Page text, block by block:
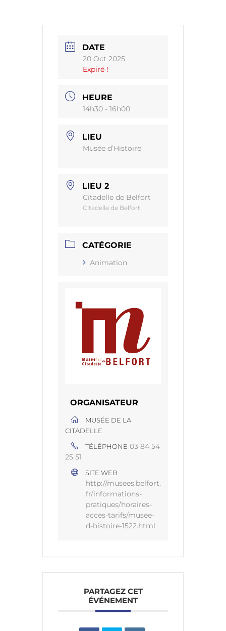
DATE
20 Oct 2025
Expiré !
HEURE
14h30 - 16h00
LIEU
Musée d’Histoire
LIEU 2
Citadelle de Belfort
Citadelle de Belfort
CATÉGORIE
Animation
ORGANISATEUR
MUSÉE DE LA
CITADELLE
TÉLÉPHONE 03 84 54
25 51
SITE WEB
http://musees.belfort.
fr/informations-
pratiques/horaires-
acces-tarifs/musee-
d-histoire-1522.html
PARTAGEZ CET
ÉVÉNEMENT